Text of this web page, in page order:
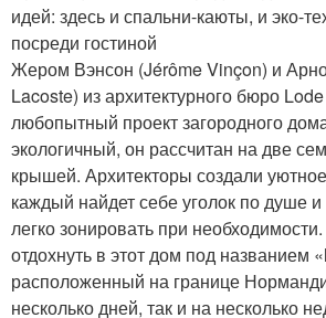
идей: здесь и спальни-каюты, и эко-
посреди гостиной
Жером Вэнсон (Jérôme Vinçon) и
Lacoste) из архитектурного бюро
любопытный проект загородного
экологичный, он рассчитан на две
крышей. Архитекторы создали
каждый найдет себе уголок по душе
легко зонировать при
отдохнуть в этот дом под названием
расположенный на границе
несколько дней, так и на несколько